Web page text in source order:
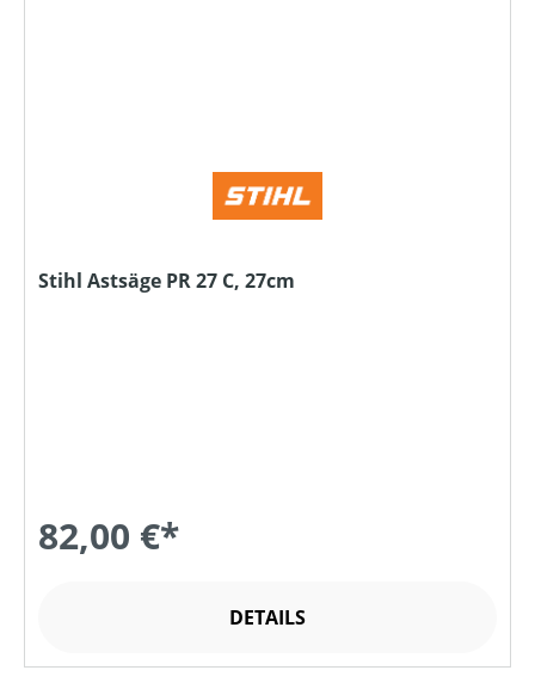
Stihl Astsäge PR 27 C, 27cm
82,00 €*
DETAILS